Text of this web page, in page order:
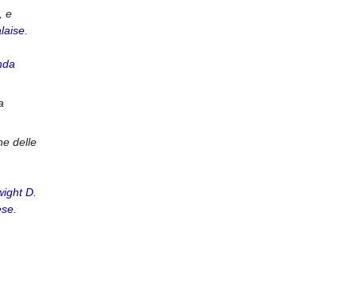
, e
delle
D.